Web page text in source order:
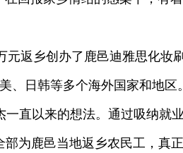
元返乡创办了鹿邑迪雅思化妆
、日韩等多个海外国家和地区
直以来的想法。通过吸纳就
为鹿邑当地返乡农民工，真